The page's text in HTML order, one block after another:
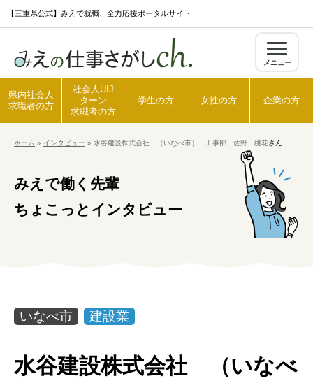
k
c
【三重県公式】みえで就職、全力応援ポータルサイト
メニュー
県内社会人求職者の方
女性の方
企業の方
県内社会人
求職者の方
社会人UIJ
ターン
求職者の方
学生の方 女性の方 企業の方
ホーム » インタビュー » 水谷建設株式会社 （いなべ市） 工事部 佐野 桃花さん
みえで働く先輩
ちょこっとインタビュー
いなべ市 建設業
水谷建設株式会社 （いなべ